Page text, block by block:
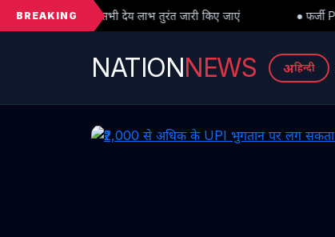
BREAKING
तुरंत जारी किए जाएं ● फर्जी PhD विवाद में बड़ा मोड़:
NATIONNEWS अहिन्दी